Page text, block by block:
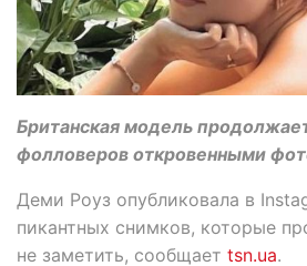
Британская модель
фолловеров откровенными
Деми Роуз опубликовала в
пикантных снимков, которые
не заметить, сообщает tsn.ua.